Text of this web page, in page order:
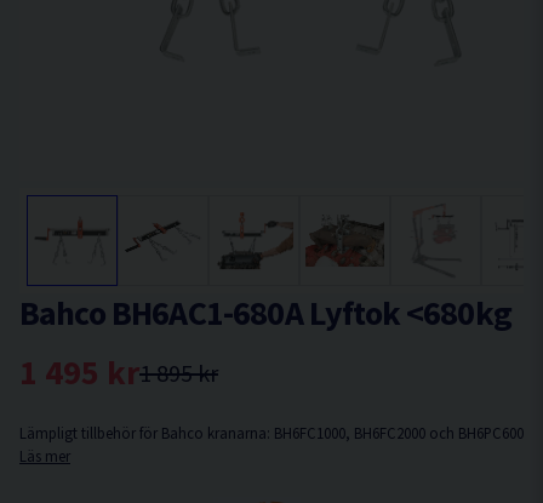
Bahco BH6AC1-680A Lyftok <680kg
1 895 kr
1 495 kr
Lämpligt tillbehör för Bahco kranarna: BH6FC1000, BH6FC2000 och BH6PC600
Läs mer